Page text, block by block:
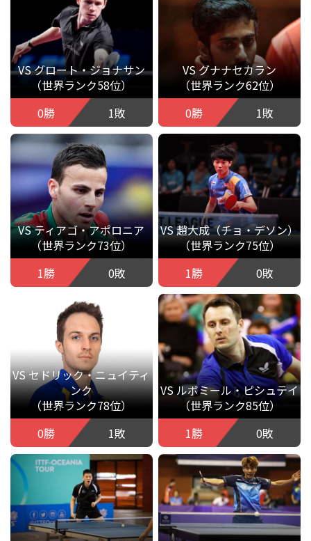
VS グロート・ジョナサン
（世界ランク58位）
0勝
1敗
VS グナナセカラン
（世界ランク62位）
0勝
1敗
VS ティアゴ・アポロニア
（世界ランク73位）
1勝
0敗
VS 趙大成（チョ・デソン）
（世界ランク75位）
1勝
0敗
VS セドリック・ニュイティ
ンク
（世界ランク78位）
0勝
1敗
VS ルボミール・ピシュテイ
（世界ランク85位）
1勝
0敗